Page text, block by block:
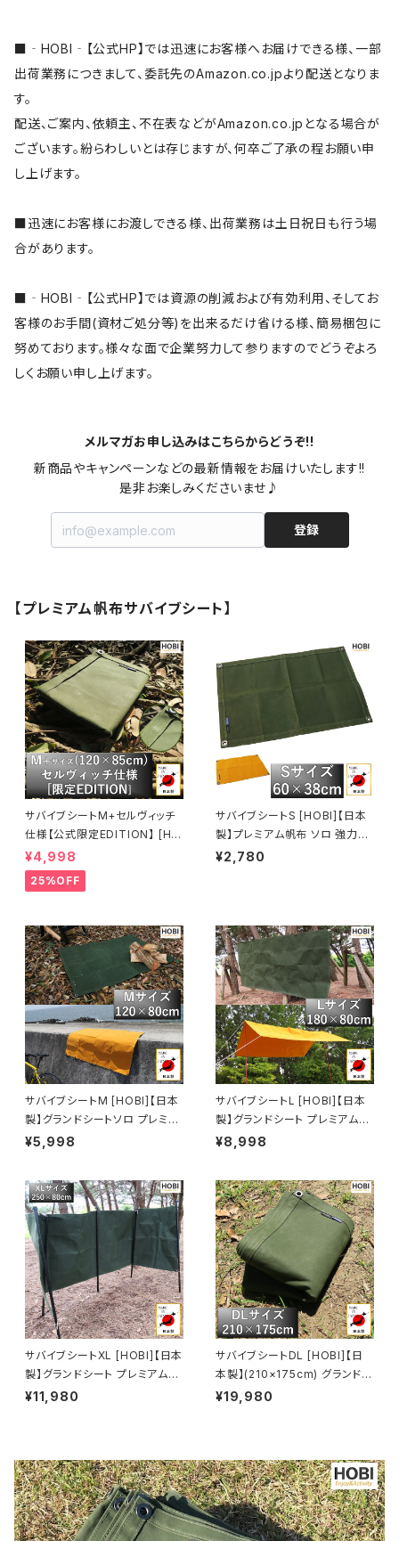
■‐HOBI‐【公式HP】では迅速にお客様へお届けできる様、一部
出荷業務につきまして、委託先のAmazon.co.jpより配送となりま
す。
配送、ご案内、依頼主、不在表などがAmazon.co.jpとなる場合が
ございます。紛らわしいとは存じますが、何卒ご了承の程お願い申
し上げます。
■迅速にお客様にお渡しできる様、出荷業務は土日祝日も行う場
合があります。
■‐HOBI‐【公式HP】では資源の削減および有効利用、そしてお
客様のお手間(資材ご処分等)を出来るだけ省ける様、簡易梱包に
努めております。様々な面で企業努力して参りますのでどうぞよろ
しくお願い申し上げます。
メルマガお申し込みはこちらからどうぞ!!
新商品やキャンペーンなどの最新情報をお届けいたします!!
是非お楽しみくださいませ♪
登録
【プレミアム帆布サバイブシート】
サバイブシートM+セルヴィッチ
仕様【公式限定EDITION】 [HO
BI]【日本製】グランドシートソロ
プレミアム帆布 強力防水パラフ
ィン加工 [無骨でタフ] 頑丈ハト
避け 焚き火 陣幕 前幕 コンパク
ト アウトドア キャンプ レジャー
軍幕 ホビ オリーブドラブ【MAD
E IN JAPAN】
¥4,998
25%OFF
サバイブシートS [HOBI]【日本
製】プレミアム帆布 ソロ 強力防
水パラフィン加工 [無骨でタフ]
キャンプ レジャー ホビ【MADE
IN JAPAN】
¥2,780
サバイブシートM [HOBI]【日本
製】グランドシートソロ プレミア
ム帆布 強力防水パラフィン加工
焚き火 陣幕 コンパクト アウトド
ア キャンプ レジャー ホビ オリ
ーブドラブ/キャメルオレンジ【M
ADE IN JAPAN】
¥5,998
サバイブシートL [HOBI]【日本
製】グランドシート プレミアム帆
布 強力防水パラフィン加工 [無
焚き火 陣幕 コンパクト アウトド
ア キャンプ レジャー ホビ オリ
ーブドラブ/キャメルオレンジ【M
ADE IN JAPAN】
¥8,998
サバイブシートXL [HOBI]【日本
製】グランドシート プレミアム帆
布 強力防水パラフィン加工 [無
ア キャンプ レジャー ホビ HS1
8080 オリーブドラブ/キャメル
オレンジ【MADE IN JAPAN】
¥11,980
サバイブシートDL [HOBI]【日
本製】(210×175cm) グランドシ
ート プレミアム帆布(シャットル
火 ソロ 風避け マット 前幕 軍幕
オリーブドラブ [MADE IN JAP
AN]
¥19,980